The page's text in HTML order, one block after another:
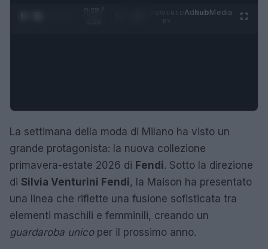
0:29 /
AdhubMedia
La settimana della moda di Milano ha visto un
grande protagonista: la nuova collezione
primavera-estate 2026 di Fendi. Sotto la direzione
di Silvia Venturini Fendi, la Maison ha presentato
una linea che riflette una fusione sofisticata tra
elementi maschili e femminili, creando un
guardaroba unicoper il prossimo anno.